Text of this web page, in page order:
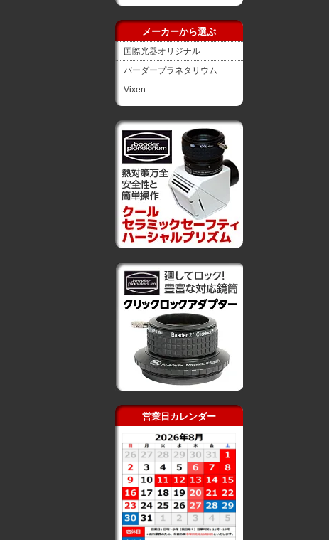
メーカーから選ぶ
国際光器オリジナル
バーダープラネタリウム
Vixen
営業日カレンダー